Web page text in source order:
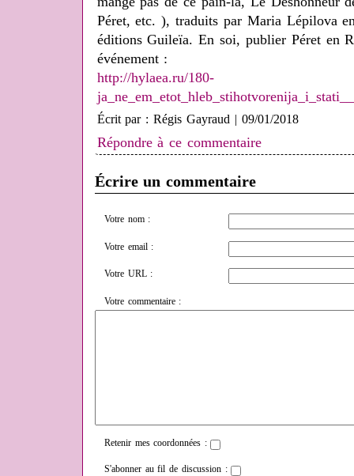
Péret, etc. ), traduits par Maria Lépilova
éditions Guileïa. En soi, publier Péret en
événement :
http://hylaea.ru/180-
Écrit par : Régis Gayraud | 09/01/2018
Répondre à ce commentaire
Écrire un commentaire
Votre nom :
Votre email :
Votre URL :
Votre commentaire :
Retenir mes coordonnées :
S'abonner au fil de discussion :